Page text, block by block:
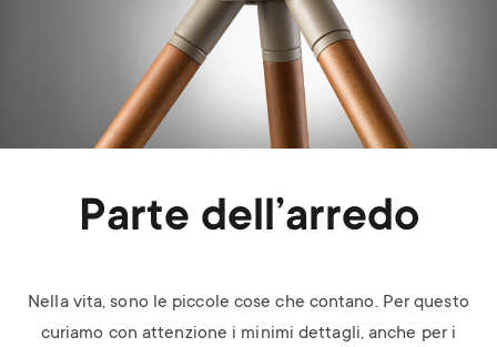
Parte dell’arredo
Nella vita, sono le piccole cose che contano. Per questo
curiamo con attenzione i minimi dettagli, anche per i